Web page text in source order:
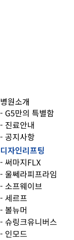
병원소개
- G5만의 특별함
- 진료안내
- 공지사항
디자인리프팅
- 써마지FLX
- 울쎄라피프라임
- 소프웨이브
- 세르프
- 볼뉴머
- 슈링크유니버스
- 인모드